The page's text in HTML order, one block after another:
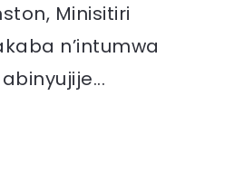
Minisitiri
n’intumwa